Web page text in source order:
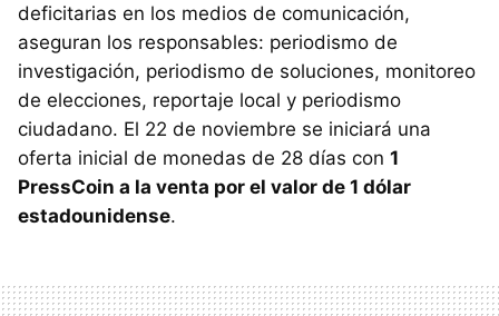
deficitarias en los medios de comunicación,
aseguran los responsables: periodismo de
investigación, periodismo de soluciones, monitoreo
de elecciones, reportaje local y periodismo
ciudadano. El 22 de noviembre se iniciará una
oferta inicial de monedas de 28 días con 1
PressCoin a la venta por el valor de 1 dólar
estadounidense.